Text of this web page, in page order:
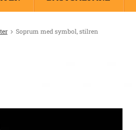
Soprum med symbol, stilren